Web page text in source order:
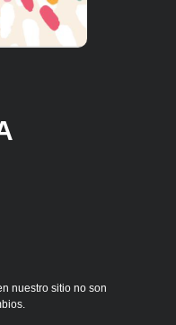
nuestro sitio no son